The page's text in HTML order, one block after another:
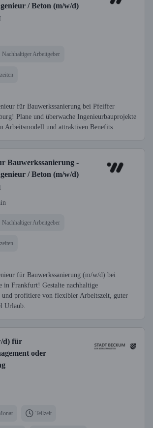
/ Ingenieur / Beton (m/w/d)
Nachhaltiger Arbeitgeber
für Bauwerkssanierung bei Pfeiffer
Plane und überwache Ingenieurbauprojekte
Arbeitsmodell und attraktiven Benefits.
Bauwerkssanierung -
/ Ingenieur / Beton (m/w/d)
Nachhaltiger Arbeitgeber
für Bauwerkssanierung (m/w/d) bei
in Frankfurt! Gestalte nachhaltige
und profitiere von flexibler Arbeitszeit, guter
Urlaub.
d) für
oder
Teilzeit